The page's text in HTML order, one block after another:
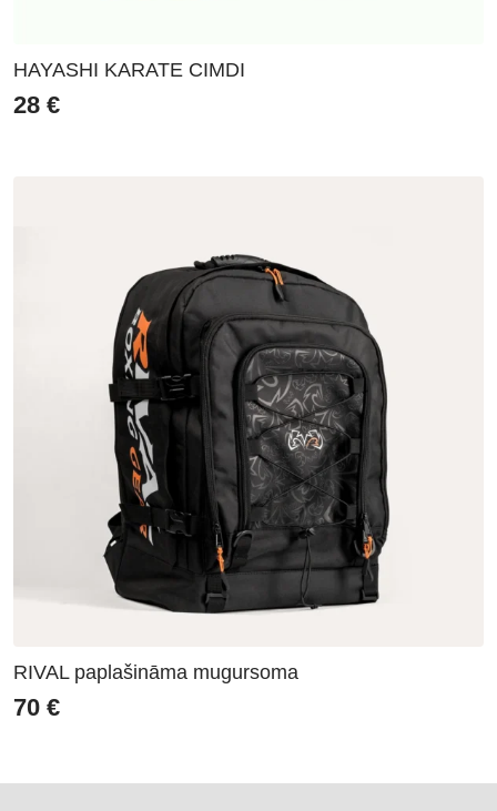
HAYASHI KARATE CIMDI
28 €
RIVAL paplašināma mugursoma
70 €